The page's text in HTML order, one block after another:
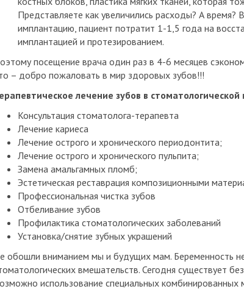
Представляете как увеличились расходы? А
имплантацию, пациент потратит 1-1,5 года на
имплантацией и протезированием.
посещение врача один раз в 4-6 месяцев
– добро пожаловать в мир здоровых зубов!!!
лечение зубов в
Консультация стоматолога-терапевта
Лечение кариеса
Лечение острого и хронического периодонтита;
Лечение острого и хронического пульпита;
Замена амальгамных пломб;
Эстетическая реставрация композиционными
Профессиональная чистка зубов
Отбеливание зубов
Профилактика стоматологических заболеваний
Установка/снятие зубных украшений
обошли вниманием мы и будущих мам. Беременность
вмешательств. Сегодня существует
использование специальных